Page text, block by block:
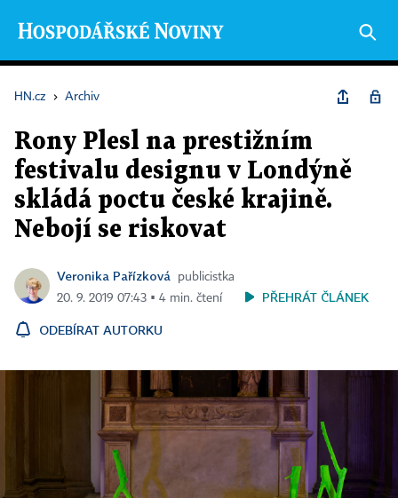
HN.cz › Archiv
Rony Plesl na prestižním
festivalu designu v Londýně
skládá poctu české krajině.
Nebojí se riskovat
Veronika Pařízková
publicistka
20. 9. 2019 07:43 ▪ 4 min. čtení
PŘEHRÁT ČLÁNEK
ODEBÍRAT AUTORKU